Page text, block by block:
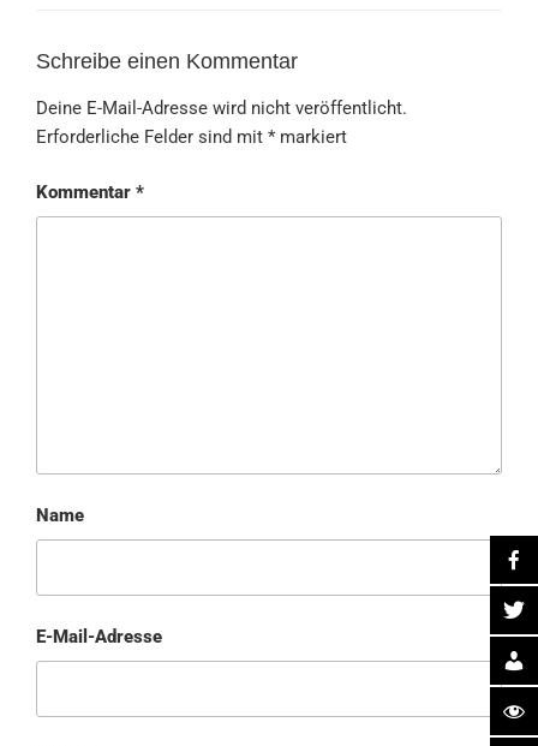
Schreibe einen Kommentar
Deine E-Mail-Adresse wird nicht veröffentlicht.
Erforderliche Felder sind mit * markiert
Kommentar *
Name
E-Mail-Adresse